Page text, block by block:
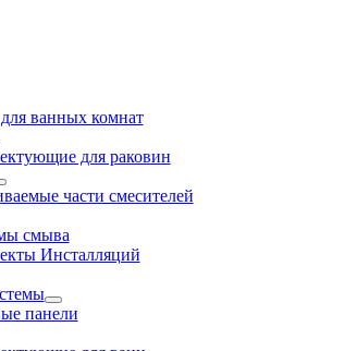
ванных комнат
для раковин
части смесителей
смыва
Инсталляций
панели